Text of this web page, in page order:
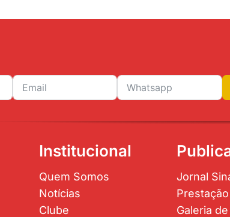
Institucional
Quem Somos
Notícias
Clube
Jornal
Galeria